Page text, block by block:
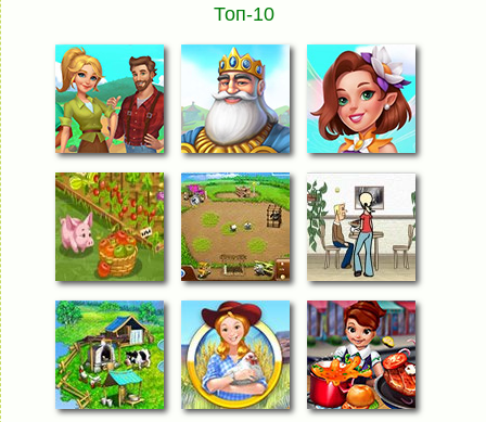
Топ-10